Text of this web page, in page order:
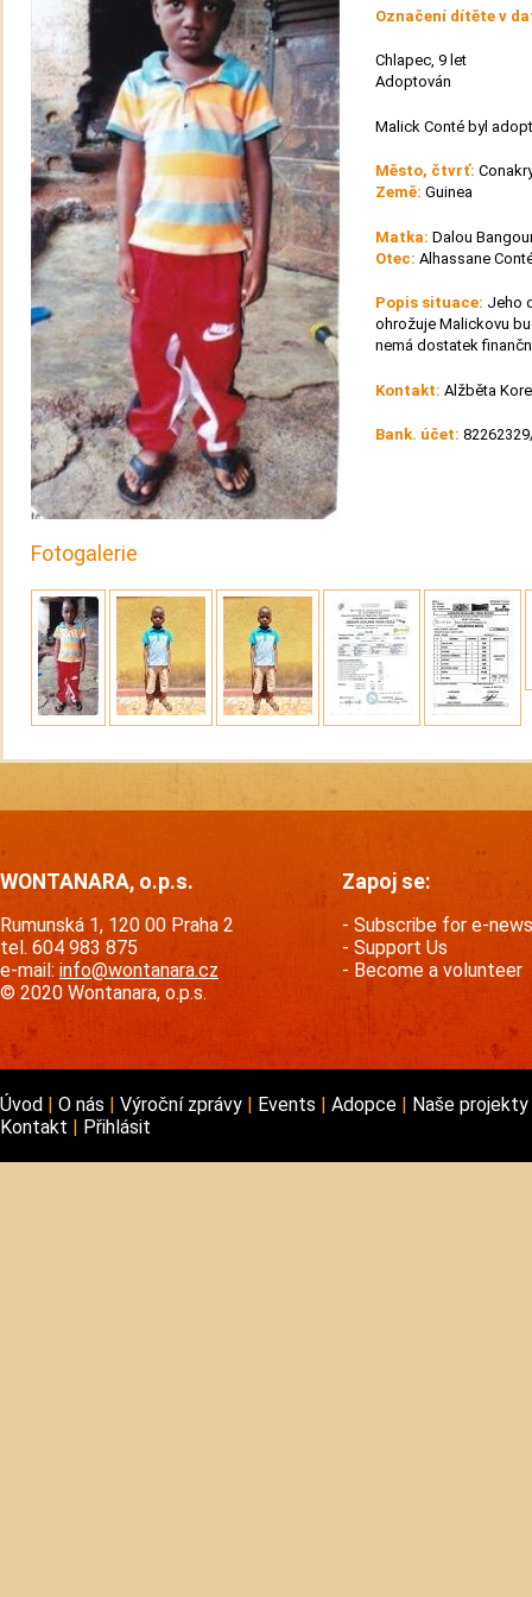
Označení dítěte v
Chlapec, 9 let
Adoptován
Malick Conté byl
Město, čtvrť:
Země: Guinea
Matka: Dalou
Otec: Alhassane
Popis situace: Jeho
ohrožuje Malickovu
nemá dostatek
Kontakt: Alžběta
Bank. účet:
Fotogalerie
WONTANARA, o.p.s.
Rumunská 1, 120 00 Praha 2
tel. 604 983 875
e-mail: info@wontanara.cz
© 2020 Wontanara, o.p.s.
Zapoj se:
Subscribe for e-news
Support Us
Become a volunteer
Úvod O nás Výroční zprávy Events Adopce
Naše projekty
Kontakt
Přihlásit